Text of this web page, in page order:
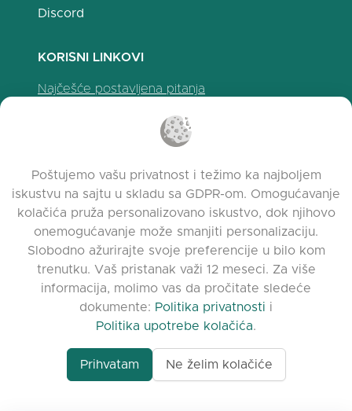
Discord
KORISNI LINKOVI
Najčešće postavljena pitanja
Politika upotrebe kolačića
Napomene o izdanju
www.quora.com/
Agent-7/Maximizing-
© 2026 clasora.com platform | Sva prava
zadržana | Developed byC9 Group
Poštujemo vašu privatnost i težimo ka najboljem
iskustvu na sajtu u skladu sa GDPR-om. Omogućavanje
kolačića pruža personalizovano iskustvo, dok njihovo
onemogućavanje može smanjiti personalizaciju.
Slobodno ažurirajte svoje preferencije u bilo kom
trenutku. Vaš pristanak važi 12 meseci. Za više
informacija, molimo vas da pročitate sledeće
dokumente: Politika privatnosti i
Politika upotrebe kolačića.
Prihvatam Ne želim kolačiće